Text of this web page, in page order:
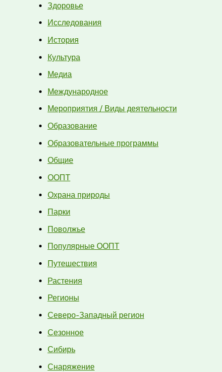
Здоровье
Исследования
История
Культура
Медиа
Международное
Мероприятия / Виды деятельности
Образование
Образовательные программы
Общие
ООПТ
Охрана природы
Парки
Поволжье
Популярные ООПТ
Путешествия
Растения
Регионы
Северо-Западный регион
Сезонное
Сибирь
Снаряжение